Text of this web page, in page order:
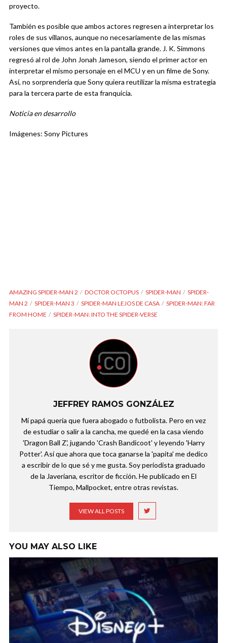
proyecto.
También es posible que ambos actores regresen a interpretar los
roles de sus villanos, aunque no necesariamente de las mismas
versiones que vimos antes en la pantalla grande. J. K. Simmons
regresó al rol de John Jonah Jameson, siendo el primer actor en
interpretar el mismo personaje en el MCU y en un filme de Sony.
Así, no sorprendería que Sony quiera reutilizar la misma estrategia
para la tercera parte de esta franquicia.
Noticia en desarrollo
Imágenes: Sony Pictures
AMAZING SPIDER-MAN 2 DOCTOR OCTOPUS SPIDER-MAN
SPIDER-
MAN 2
SPIDER-MAN 3 SPIDER-MAN LEJOS DE CASA
SPIDER-MAN: FAR
FROM HOME
SPIDER-MAN: INTO THE SPIDER-VERSE
JEFFREY RAMOS GONZÁLEZ
Mi papá quería que fuera abogado o futbolista. Pero en vez
de estudiar o salir a la cancha, me quedé en la casa viendo
'Dragon Ball Z', jugando 'Crash Bandicoot' y leyendo 'Harry
Potter'. Así que ahora que toca ganarse la 'papita' me dedico
a escribir de lo que sé y me gusta. Soy periodista graduado
de la Javeriana, escritor de ficción. He publicado en El
Tiempo, Mallpocket, entre otras revistas.
VIEW ALL POSTS
YOU MAY ALSO LIKE